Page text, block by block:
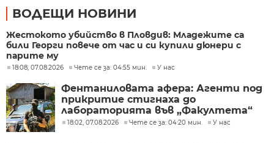
ВОДЕЩИ НОВИНИ
Жестокото убийство в Пловдив: Младежите са
били Георги повече от час и си купили дюнери с
парите му
18:08, 07.08.2026 Чете се за: 04:55 мин. У нас
Фентаниловата афера: Агенти под
прикритие стигнаха до
лабораторията във „Факултета“
18:02, 07.08.2026 Чете се за: 04:20 мин. У нас